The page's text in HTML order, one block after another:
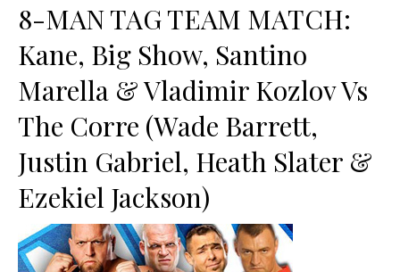
8-MAN TAG TEAM MATCH:
Kane, Big Show, Santino
Marella & Vladimir Kozlov Vs
The Corre (Wade Barrett,
Justin Gabriel, Heath Slater &
Ezekiel Jackson)